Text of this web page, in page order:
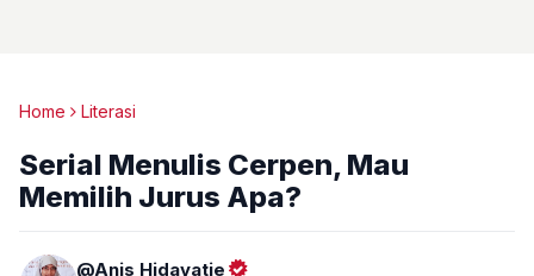
Home Literasi
Serial Menulis Cerpen, Mau
Memilih Jurus Apa?
Anis Hidayatie